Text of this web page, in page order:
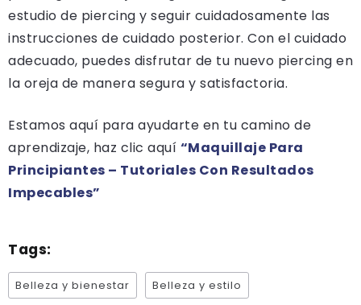
estudio de piercing y seguir cuidadosamente las
instrucciones de cuidado posterior. Con el cuidado
adecuado, puedes disfrutar de tu nuevo piercing en
la oreja de manera segura y satisfactoria.
Estamos aquí para ayudarte en tu camino de
aprendizaje, haz clic aquí “Maquillaje Para
Principiantes – Tutoriales Con Resultados
Impecables”
Tags:
Belleza y bienestar Belleza y estilo